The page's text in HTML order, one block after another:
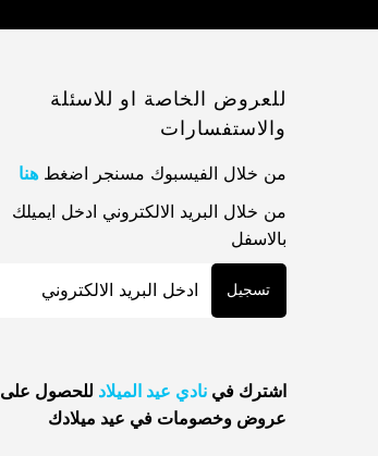
للعروض الخاصة او للاسئلة
والاستفسارات
من خلال الفيسبوك مسنجر اضغطهنا
من خلال البريد الالكتروني ادخل ايميلك
بالاسفل
اشترك فينادي عيد الميلاد للحصول على
عروض وخصومات في عيد ميلادك